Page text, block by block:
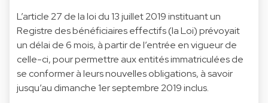
L’article 27 de la loi du 13 juillet 2019 instituant un
Registre des bénéficiaires effectifs (la Loi) prévoyait
un délai de 6 mois, à partir de l’entrée en vigueur de
celle-ci, pour permettre aux entités immatriculées de
se conformer à leurs nouvelles obligations, à savoir
jusqu’au dimanche 1er septembre 2019 inclus.